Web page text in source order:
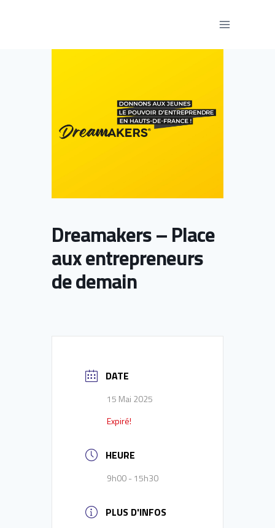
Dreamakers – Place
aux entrepreneurs
de demain
DATE
15 Mai 2025
Expiré!
HEURE
9h00 - 15h30
PLUS D'INFOS